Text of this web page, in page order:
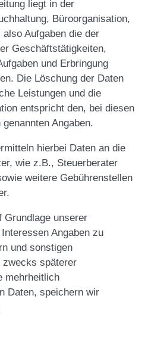
liegt in der
Büroorganisation,
Aufgaben die der
Geschäftstätigkeiten,
und Erbringung
Die Löschung der Daten
Leistungen und die
entspricht den, bei diesen
Angaben.
hierbei Daten an die
wie z.B., Steuerberater
weitere Gebührenstellen
Grundlage unserer
Angaben zu
und sonstigen
späterer
mehrheitlich
Daten, speichern wir